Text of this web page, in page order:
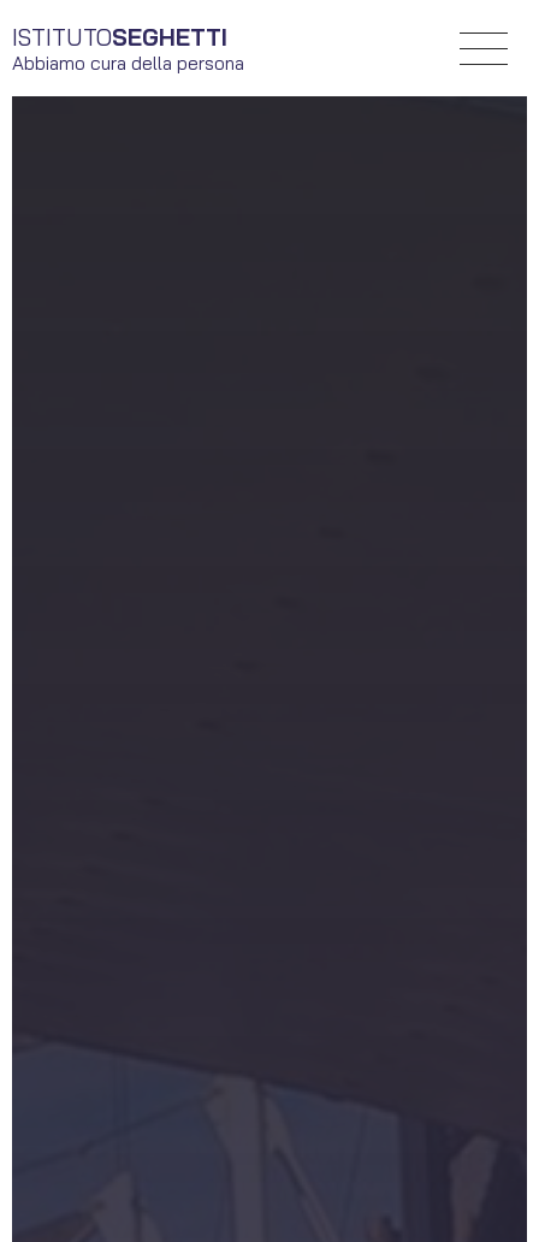
ISTITUTOSEGHETTI
Abbiamo cura della persona